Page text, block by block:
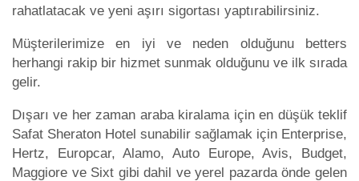
rahatlatacak ve yeni aşırı sigortası yaptırabilirsiniz.
Müşterilerimize en iyi ve neden olduğunu betters
herhangi rakip bir hizmet sunmak olduğunu ve ilk sırada
gelir.
Dışarı ve her zaman araba kiralama için en düşük teklif
Safat Sheraton Hotel sunabilir sağlamak için Enterprise,
Hertz, Europcar, Alamo, Auto Europe, Avis, Budget,
Maggiore ve Sixt gibi dahil ve yerel pazarda önde gelen